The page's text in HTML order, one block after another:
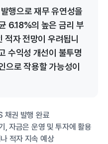
행으로 재무 유연성을
6.18%의 높은 금리 부
자 전망이 우려됩니
수익성 개선이 불투명
으로 작용할 가능성이
채권 발행 완료
자금은 운영 및 투자에 활용
적자 지속 예상